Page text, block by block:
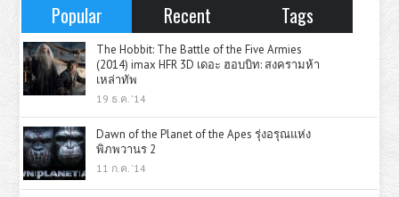
Popular Recent Tags
The Hobbit: The Battle of the Five Armies
(2014) imax HFR 3D เดอะ ฮอบบิท: สงครามห้า
เหล่าทัพ
19 ธ.ค. '14
Dawn of the Planet of the Apes รุ่งอรุณแห่ง
พิภพวานร 2
11 ก.ค. '14